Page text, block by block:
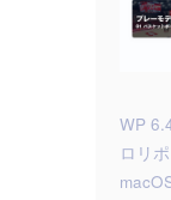
WP
ロリ